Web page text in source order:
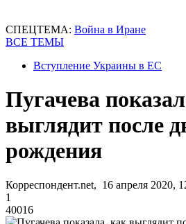
СПЕЦТЕМА: Война в Иране
ВСЕ ТЕМЫ
Вступление Украины в ЕС
Пугачева
выглядит после
рождения
Корреспондент.net, 16 апреля 2020,
1
40016